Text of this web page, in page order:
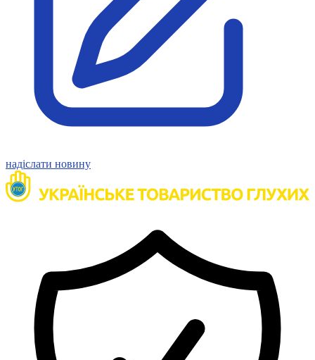
Молодіжні лідери УТОГ
Ветерани УТОГ
Мережа УТОГ
Підприємства УТОГ
Рекорди УТОГ
Видання УТОГ
Звіти
Контакти
Для абітурієнтів
Уроки
Українська жестова мова
Правознавство
Я досліджую світ
Реєстр перекладачів жестової мови Українського
товариства глухих
Підготовка перекладачів
Безбар'єрність для глухих
Вінницька область
надіслати новину